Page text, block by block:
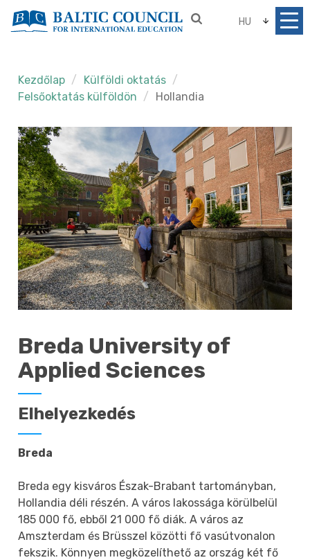
HU
Kezdőlap
Külföldi oktatás
Felsőoktatás külföldön
Hollandia
Breda University of
Applied Sciences
Elhelyezkedés
Breda
Breda egy kisváros Észak-Brabant tartományban,
Hollandia déli részén. A város lakossága körülbelül
185 000 fő, ebből 21 000 fő diák. A város az
Amszterdam és Brüsszel közötti fő vasútvonalon
fekszik. Könnyen megközelíthető az ország két fő